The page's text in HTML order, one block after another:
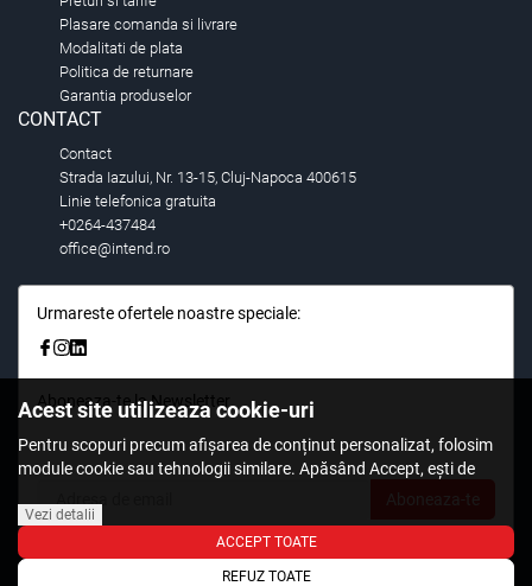
Plasare comanda si livrare
Modalitati de plata
Politica de returnare
Garantia produselor
CONTACT
Contact
Strada Iazului, Nr. 13-15, Cluj-Napoca 400615
Linie telefonica gratuita
+0264-437484
office@intend.ro
Urmareste ofertele noastre speciale:
Aboneaza-te la Newsletter
Fii primul care stie. Inscrieti-vă la newsletter astazi.
Acest site utilizeaza cookie-uri
Pentru scopuri precum afișarea de conținut personalizat, folosim
module cookie sau tehnologii similare. Apăsând Accept, ești de
tehnologii similare. Află in sectiunea Politica de Cookies mai multe
despre cookie-uri, inclusiv despre posibilitatea retragerii acordului.
Vezi detalii
ACCEPT TOATE
REFUZ TOATE